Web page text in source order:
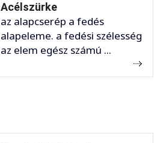
Acélszürke
az alapcserép a fedés
alapeleme. a fedési szélesség
az elem egész számú ...